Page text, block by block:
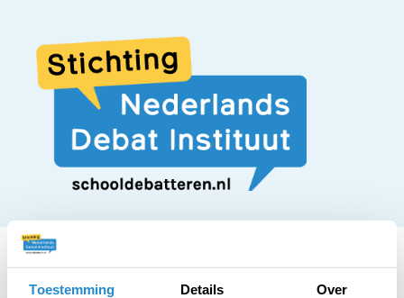
Toestemming Details Over